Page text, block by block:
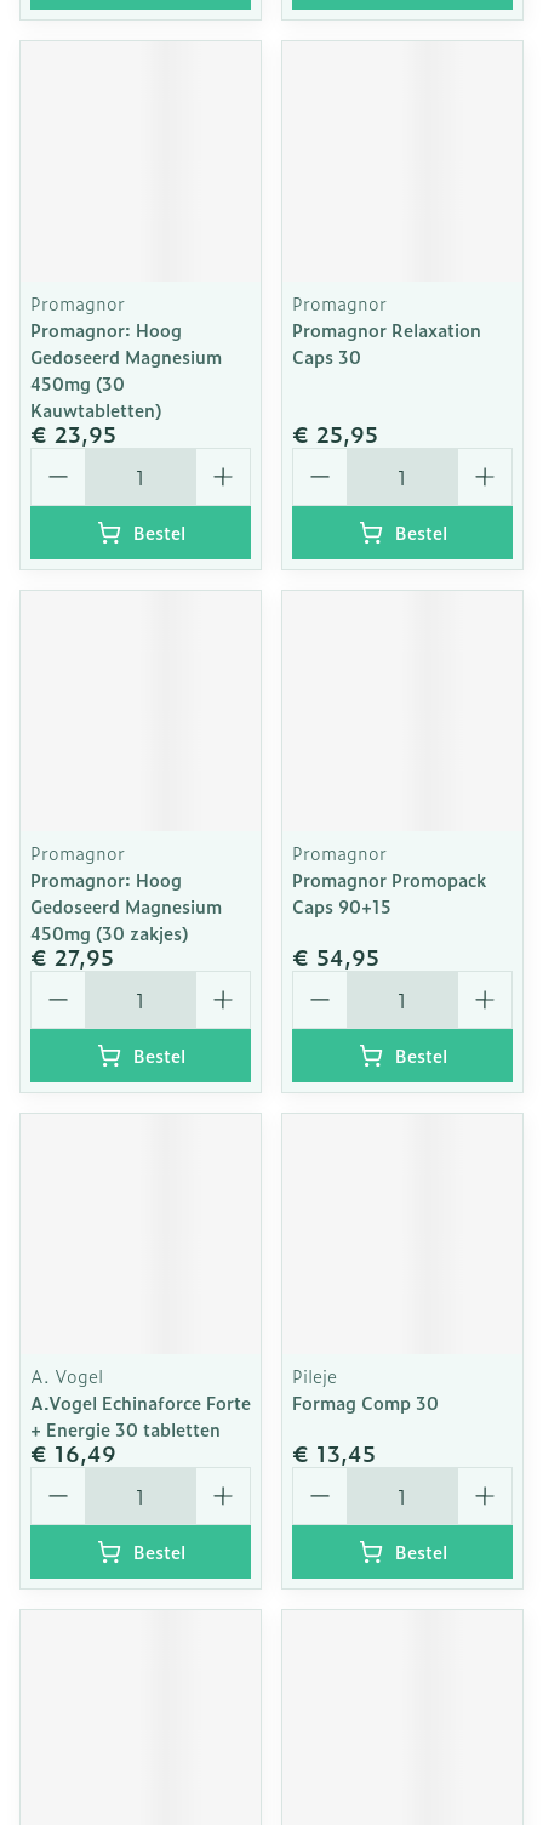
Promagnor
Promagnor: Hoog
Gedoseerd Magnesium
450mg (30
Kauwtabletten)
€ 23,95
Aantal
Bestel
Promagnor
Promagnor Relaxation
Caps 30
€ 25,95
Aantal
Bestel
Promagnor
Promagnor: Hoog
Gedoseerd Magnesium
450mg (30 zakjes)
€ 27,95
Aantal
Bestel
Promagnor
Promagnor Promopack
Caps 90+15
€ 54,95
Aantal
Bestel
A. Vogel
A.Vogel Echinaforce Forte
+ Energie 30 tabletten
€ 16,49
Aantal
Bestel
Pileje
Formag Comp 30
€ 13,45
Aantal
Bestel